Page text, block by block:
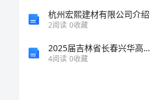
2阅读 0收藏
2025届吉林省长春兴华高中数学高一上学期期末复习检测试题含解析
4阅读 0收藏